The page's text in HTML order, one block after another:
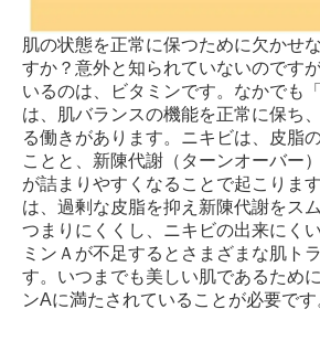
肌の状態を正常に保つために欠かせ
すか？意外と知られていないのです
いるのは、ビタミンです。なかでも
は、肌バランスの機能を正常に保ち
る働きがあります。ニキビは、皮脂
ことと、新陳代謝（ターンオーバー
が詰まりやすくなることで起こりま
は、過剰な皮脂を抑え新陳代謝をス
つまりにくくし、ニキビの出来にく
ミンＡが不足するとさまざまな肌ト
す。いつまでも美しい肌であるため
ンAに満たされていることが必要です